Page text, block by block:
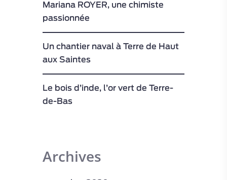
Mariana ROYER, une chimiste
passionnée
Un chantier naval à Terre de Haut
aux Saintes
Le bois d’inde, l’or vert de Terre-
de-Bas
Archives